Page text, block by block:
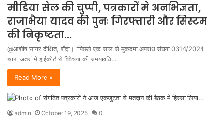
मीडिया सेल की चुप्पी, पत्रकारों मे अनभिज्ञता,
राजाभैया यादव की पुनः गिरफ्तारी और सिस्टम
की निकृष्टता…
@आशीष सागर दीक्षित, बाँदा। “पिछले एक साल से मुकदमा अपराध संख्या 0314/2024
थाना अतर्रा मे हाईकोर्ट से विवेचना की समयावधि…
Read More »
admin October 19, 2025 0